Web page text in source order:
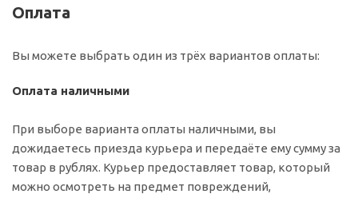
Оплата
Вы можете выбрать один из трёх вариантов оплаты:
Оплата наличными
При выборе варианта оплаты наличными, вы
дожидаетесь приезда курьера и передаёте ему сумму за
товар в рублях. Курьер предоставляет товар, который
можно осмотреть на предмет повреждений,